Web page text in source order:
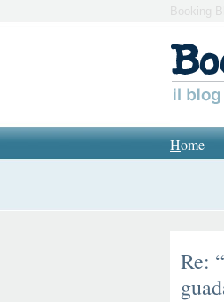
Booking
Home
Re: